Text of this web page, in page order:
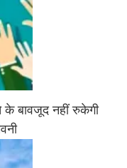
बावजूद नहीं रुकेगी